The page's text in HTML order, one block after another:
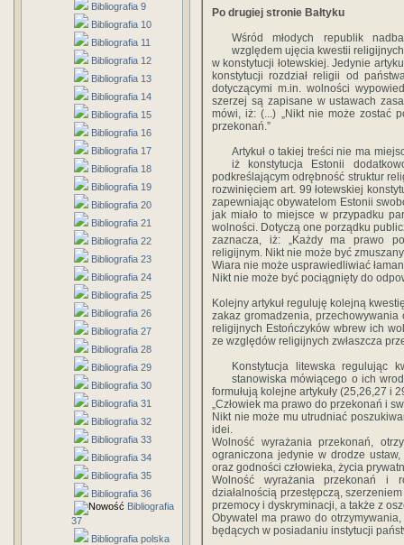
Bibliografia 9
Bibliografia 10
Bibliografia 11
Bibliografia 12
Bibliografia 13
Bibliografia 14
Bibliografia 15
Bibliografia 16
Bibliografia 17
Bibliografia 18
Bibliografia 19
Bibliografia 20
Bibliografia 21
Bibliografia 22
Bibliografia 23
Bibliografia 24
Bibliografia 25
Bibliografia 26
Bibliografia 27
Bibliografia 28
Bibliografia 29
Bibliografia 30
Bibliografia 31
Bibliografia 32
Bibliografia 33
Bibliografia 34
Bibliografia 35
Bibliografia 36
Bibliografia
37
Bibliografia polska
Po drugiej stronie Bałtyku
Wśród młodych republik
względem ujęcia kwestii
w konstytucji łotewskiej. Jedynie
konstytucji rozdział religii od
dotyczącymi m.in. wolności
szerzej są zapisane w ustawach
mówi, iż: (...) „Nikt nie może zostać
przekonań.”
Artykuł o takiej treści nie ma
iż konstytucja Estonii
podkreślającym odrębność struktur
rozwinięciem art. 99 łotewskiej
zapewniając obywatelom Estonii
jak miało to miejsce w przypadku
wolności. Dotyczą one porządku
zaznacza, iż: „Każdy ma prawo
religijnym. Nikt nie może być
Wiara nie może usprawiedliwiać
Nikt nie może być pociągnięty do
Kolejny artykuł reguluję kolejną
zakaz gromadzenia,
religijnych Estończyków wbrew ich
ze względów religijnych zwłaszcza
Konstytucja litewska regulując
stanowiska mówiącego o ich
formułują kolejne artykuły (25,26,27 i
„Człowiek ma prawo do przekonań i
Nikt nie może mu utrudniać
idei.
Wolność wyrażania przekonań,
ograniczona jedynie w drodze
oraz godności człowieka, życia
Wolność wyrażania przekonań i
działalnością przestępczą,
przemocy i dyskryminacji, a także z
Obywatel ma prawo do
będących w posiadaniu instytucji